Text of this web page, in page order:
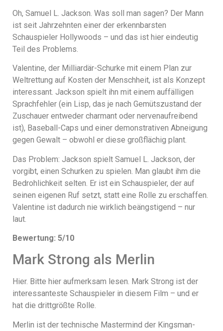
Oh, Samuel L. Jackson. Was soll man sagen? Der Mann
ist seit Jahrzehnten einer der erkennbarsten
Schauspieler Hollywoods – und das ist hier eindeutig
Teil des Problems.
Valentine, der Milliardär-Schurke mit einem Plan zur
Weltrettung auf Kosten der Menschheit, ist als Konzept
interessant. Jackson spielt ihn mit einem auffälligen
Sprachfehler (ein Lisp, das je nach Gemütszustand der
Zuschauer entweder charmant oder nervenaufreibend
ist), Baseball-Caps und einer demonstrativen Abneigung
gegen Gewalt – obwohl er diese großflächig plant.
Das Problem: Jackson spielt Samuel L. Jackson, der
vorgibt, einen Schurken zu spielen. Man glaubt ihm die
Bedrohlichkeit selten. Er ist ein Schauspieler, der auf
seinen eigenen Ruf setzt, statt eine Rolle zu erschaffen.
Valentine ist dadurch nie wirklich beängstigend – nur
laut.
Bewertung: 5/10
Mark Strong als Merlin
Hier. Bitte hier aufmerksam lesen. Mark Strong ist der
interessanteste Schauspieler in diesem Film – und er
hat die drittgrößte Rolle.
Merlin ist der technische Mastermind der Kingsman-